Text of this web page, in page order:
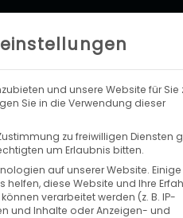
und unsere Website für Sie
Sie in die Verwendung dieser
zu freiwilligen Diensten
um Erlaubnis bitten.
auf unserer Website.
diese Website und Ihre
verarbeitet werden (z. B. IP-
und Inhalte oder Anzeigen- und